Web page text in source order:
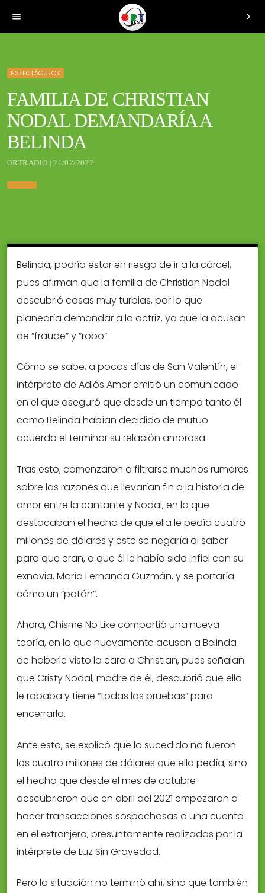
menu chevron_right
ESPECTÁCULOS
FAMILIA DE CHRISTIAN
NODAL DEMANDARÍA A
BELINDA
ORTRADIO | 21/02/2022
Belinda, podría estar en riesgo de ir a la cárcel,
pues afirman que la familia de Christian Nodal
descubrió cosas muy turbias, por lo que
planearía demandar a la actriz, ya que la acusan
de “fraude” y “robo”.
Cómo se sabe, a pocos días de San Valentín, el
intérprete de Adiós Amor emitió un comunicado
en el que aseguró que desde un tiempo tanto él
como Belinda habían decidido de mutuo
acuerdo el terminar su relación amorosa.
Tras esto, comenzaron a filtrarse muchos rumores
sobre las razones que llevarían fin a la historia de
amor entre la cantante y Nodal, en la que
destacaban el hecho de que ella le pedía cuatro
millones de dólares y este se negaría al saber
para que eran, o que él le había sido infiel con su
exnovia, María Fernanda Guzmán, y se portaría
cómo un “patán”.
Ahora, Chisme No Like compartió una nueva
teoría, en la que nuevamente acusan a Belinda
de haberle visto la cara a Christian, pues señalan
que Cristy Nodal, madre de él, descubrió que ella
le robaba y tiene “todas las pruebas” para
encerrarla.
Ante esto, se explicó que lo sucedido no fueron
los cuatro millones de dólares que ella pedía, sino
el hecho que desde el mes de octubre
descubrieron que en abril del 2021 empezaron a
hacer transacciones sospechosas a una cuenta
en el extranjero, presuntamente realizadas por la
intérprete de Luz Sin Gravedad.
Pero la situación no terminó ahí, sino que también